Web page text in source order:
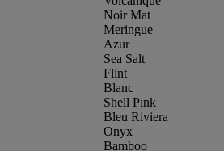
Noir Mat
Meringue
Azur
Sea Salt
Flint
Blanc
Shell Pink
Bleu Riviera
Onyx
Bamboo